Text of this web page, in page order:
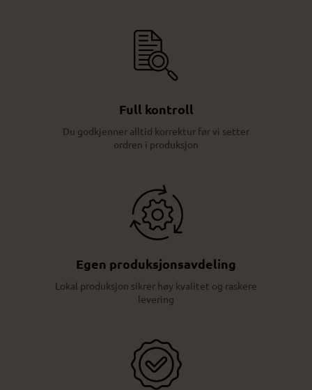
Full kontroll
Du godkjenner alltid korrektur før vi setter
ordren i produksjon
Egen produksjonsavdeling
Lokal produksjon sikrer høy kvalitet og raskere
levering